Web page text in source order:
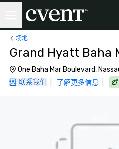
场地
Grand Hyatt Baha
One Baha Mar Boulevard,
联系我们
了解更多信息